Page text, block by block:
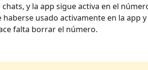
y la app sigue activa en el
usado activamente en la app
falta borrar el número.